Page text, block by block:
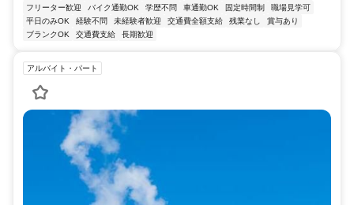
フリーター歓迎
バイク通勤OK 学歴不問 車通勤OK 固定時間制
職場見学可
平日のみOK
経験不問 未経験者歓迎 交通費全額支給 残業なし
賞与あり
ブランクOK
交通費支給 長期歓迎
アルバイト・パート